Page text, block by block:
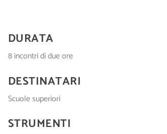
DURATA
8 incontri di due ore
DESTINATARI
Scuole superiori
STRUMENTI